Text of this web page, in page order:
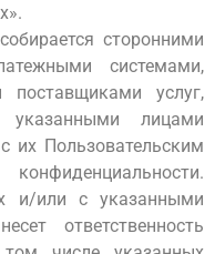
сторонними
системами,
услуг,
указанными лицами
их Пользовательским
и/или с указанными
ответственность